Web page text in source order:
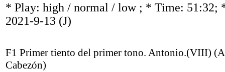
* Play: high / normal / low ; * Time: 51:32;
2021-9-13 (J)
F1 Primer tiento del primer tono. Antonio.(VIII)
Cabezón)